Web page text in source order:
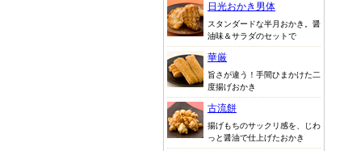
日光おかき男体
スタンダードな半月おかき。醤
油味＆サラダのセットで
華厳
旨さが違う！手間ひまかけた二
度揚げおかき
古流餅
揚げもちのサックリ感を、じわ
っと醤油で仕上げたおかき